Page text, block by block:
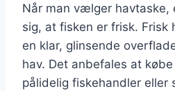
Når man vælger havtaske,
sig, at fisken er frisk. Frisk
en klar, glinsende
hav. Det anbefales at
pålidelig fiskehandler eller